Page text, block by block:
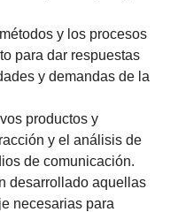
y los procesos
para dar respuestas
y demandas de la
productos y
y el análisis de
de comunicación.
desarrollado aquellas
necesarias para